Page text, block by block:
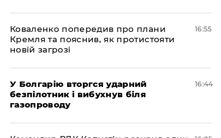
Коваленко попередив про плани
Кремля та пояснив, як протистояти
новій загрозі
16:55
У Болгарію вторгся ударний
безпілотник і вибухнув біля
газопроводу
16:44